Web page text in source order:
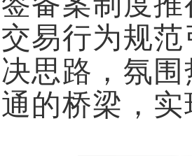
易行为规
思路，氛
的桥梁，